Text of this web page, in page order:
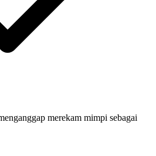
merekam mimpi sebagai